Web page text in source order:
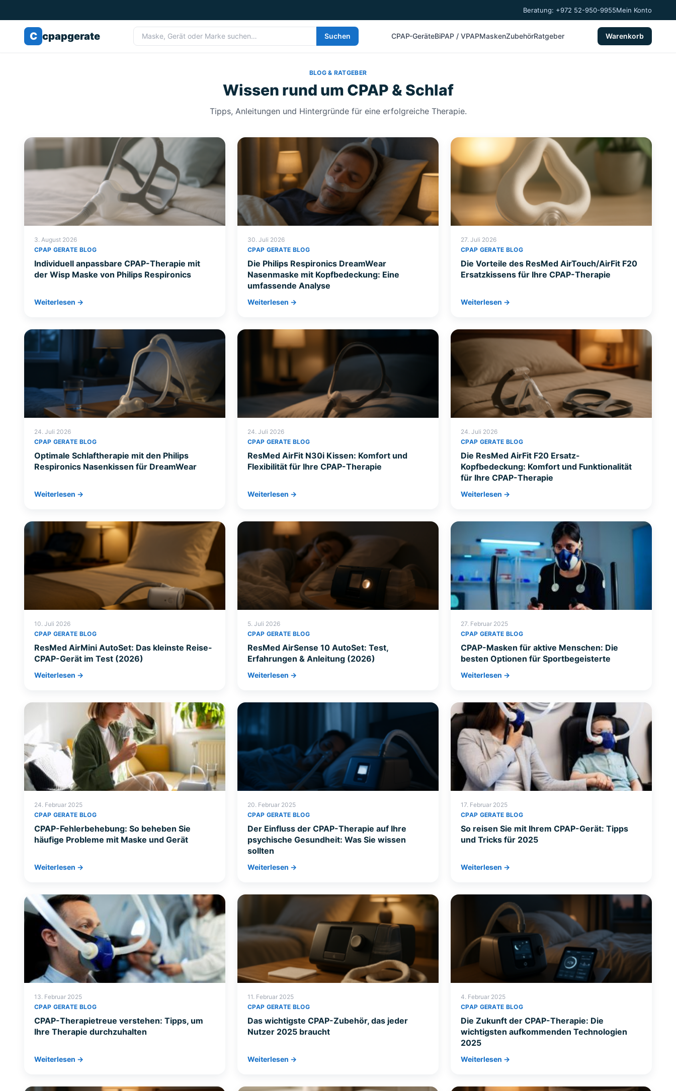
Beratung: +972 52-950-9955Mein Konto
C cpapgerate Suchen CPAP-GeräteBiPAP / VPAPMaskenZubehörRatgeber Warenkorb
BLOG & RATGEBER
Wissen rund um CPAP & Schlaf
Tipps, Anleitungen und Hintergründe für eine erfolgreiche Therapie.
3. August 2026
CPAP GERATE BLOG
Individuell anpassbare CPAP-Therapie mit
der Wisp Maske von Philips Respironics
Weiterlesen →
30. Juli 2026
CPAP GERATE BLOG
Die Philips Respironics DreamWear
Nasenmaske mit Kopfbedeckung: Eine
umfassende Analyse
Weiterlesen →
27. Juli 2026
CPAP GERATE BLOG
Die Vorteile des ResMed AirTouch/AirFit F20
Ersatzkissens für Ihre CPAP-Therapie
Weiterlesen →
24. Juli 2026
CPAP GERATE BLOG
Optimale Schlaftherapie mit den Philips
Respironics Nasenkissen für DreamWear
Weiterlesen →
24. Juli 2026
CPAP GERATE BLOG
ResMed AirFit N30i Kissen: Komfort und
Flexibilität für Ihre CPAP-Therapie
Weiterlesen →
24. Juli 2026
CPAP GERATE BLOG
Die ResMed AirFit F20 Ersatz-
Kopfbedeckung: Komfort und Funktionalität
für Ihre CPAP-Therapie
Weiterlesen →
10. Juli 2026
CPAP GERATE BLOG
ResMed AirMini AutoSet: Das kleinste Reise-
CPAP-Gerät im Test (2026)
Weiterlesen →
5. Juli 2026
CPAP GERATE BLOG
ResMed AirSense 10 AutoSet: Test,
Erfahrungen & Anleitung (2026)
Weiterlesen →
27. Februar 2025
CPAP GERATE BLOG
CPAP-Masken für aktive Menschen: Die
besten Optionen für Sportbegeisterte
Weiterlesen →
24. Februar 2025
CPAP GERATE BLOG
CPAP-Fehlerbehebung: So beheben Sie
häufige Probleme mit Maske und Gerät
Weiterlesen →
20. Februar 2025
CPAP GERATE BLOG
Der Einfluss der CPAP-Therapie auf Ihre
psychische Gesundheit: Was Sie wissen
sollten
Weiterlesen →
17. Februar 2025
CPAP GERATE BLOG
So reisen Sie mit Ihrem CPAP-Gerät: Tipps
und Tricks für 2025
Weiterlesen →
13. Februar 2025
CPAP GERATE BLOG
CPAP-Therapietreue verstehen: Tipps, um
Ihre Therapie durchzuhalten
Weiterlesen →
11. Februar 2025
CPAP GERATE BLOG
Das wichtigste CPAP-Zubehör, das jeder
Nutzer 2025 braucht
Weiterlesen →
4. Februar 2025
CPAP GERATE BLOG
Die Zukunft der CPAP-Therapie: Die
wichtigsten aufkommenden Technologien
2025
Weiterlesen →